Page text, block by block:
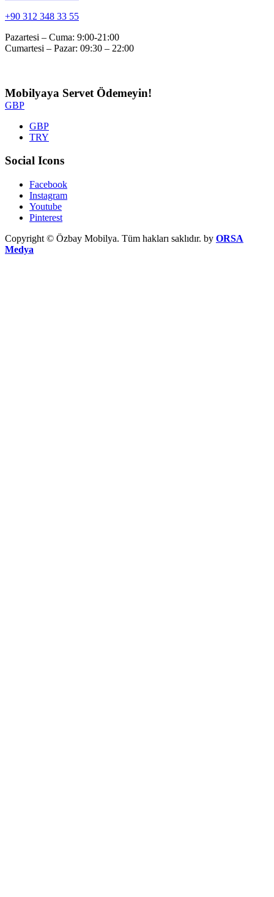
+90 312 348 33 55
Pazartesi – Cuma: 9:00-21:00
Cumartesi – Pazar: 09:30 – 22:00
Mobilyaya Servet Ödemeyin!
GBP
GBP
TRY
Social Icons
Facebook
Instagram
Youtube
Pinterest
Copyright © Özbay Mobilya. Tüm hakları saklıdır. by ORSA
Medya